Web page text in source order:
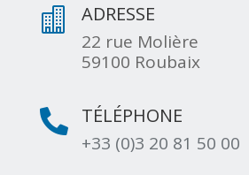
 ADRESSE
22 rue Molière
59100 Roubaix
 TÉLÉPHONE
+33 (0)3 20 81 50 00